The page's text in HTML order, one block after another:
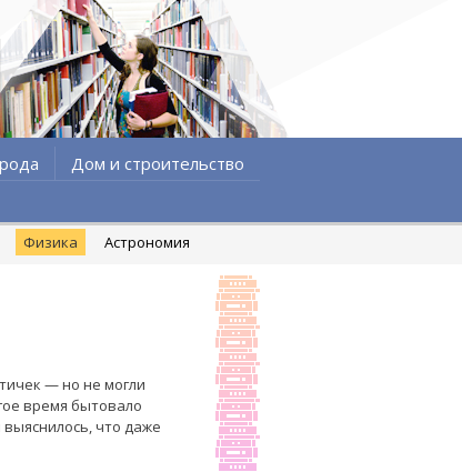
Дом и строительство
Физика Астрономия
— но не могли
время бытовало
что даже